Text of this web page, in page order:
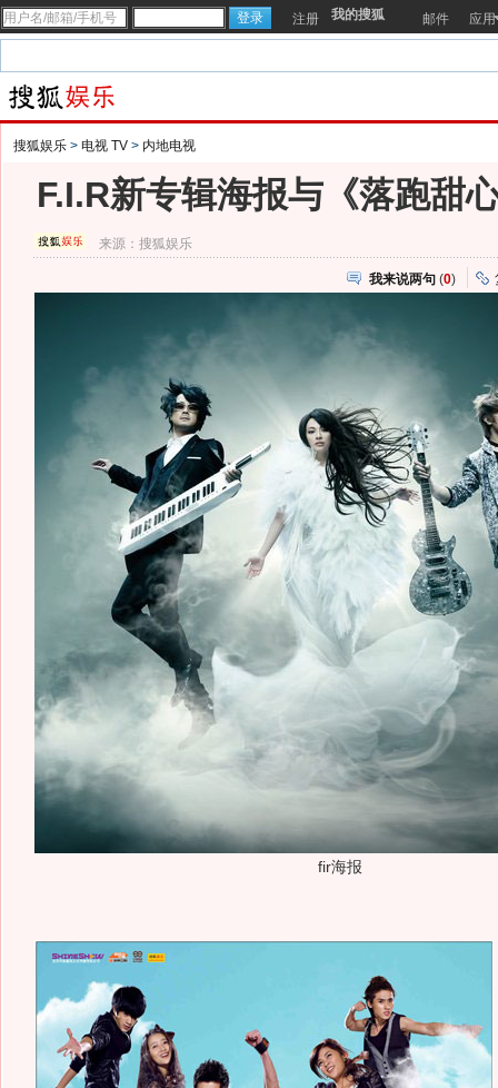
注册 我的搜狐 邮件 应用
搜狐娱乐 > 电视 TV > 内地电视
F.I.R新专辑海报与《落跑甜
来源：搜狐娱乐
我来说两句 (0)
fir海报